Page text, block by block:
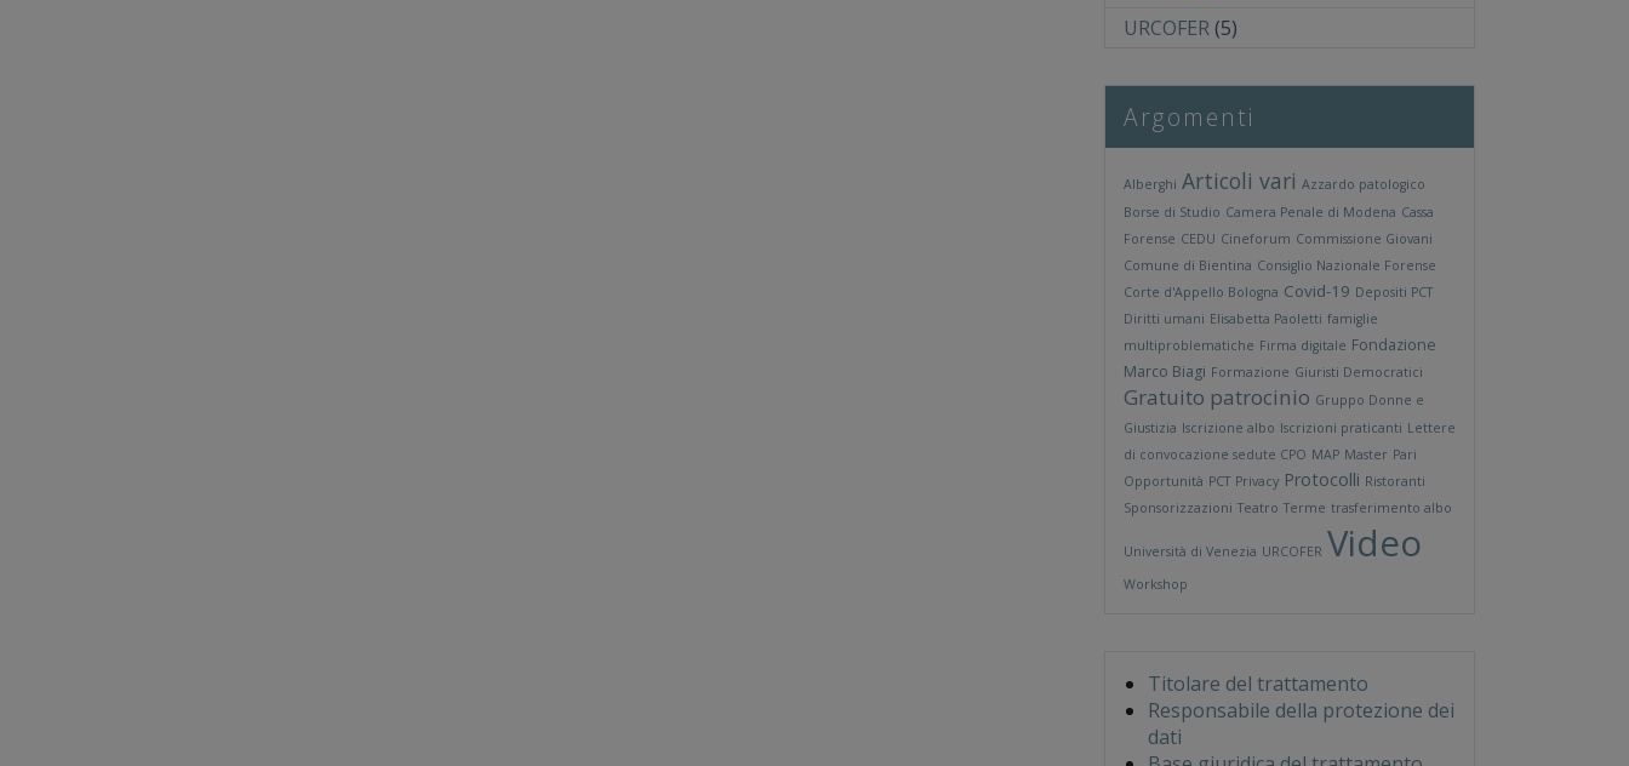
URCOFER(5)
Argomenti
Alberghi Articoli vari Azzardo patologico
Borse di Studio Camera Penale di Modena Cassa
Forense CEDU Cineforum Commissione Giovani
Comune di Bientina Consiglio Nazionale Forense
Corte d'Appello Bologna Covid-19 Depositi PCT
Diritti umani Elisabetta Paoletti famiglie
multiproblematiche Firma digitale Fondazione
Marco Biagi Formazione Giuristi Democratici
Gratuito patrocinio Gruppo Donne e
Giustizia Iscrizione albo Iscrizioni praticanti Lettere
di convocazione sedute CPO MAP Master Pari
Opportunità PCT Privacy Protocolli Ristoranti
Sponsorizzazioni Teatro Terme trasferimento albo
Università di Venezia URCOFER Video
Workshop
Titolare del trattamento
Responsabile della protezione dei
dati